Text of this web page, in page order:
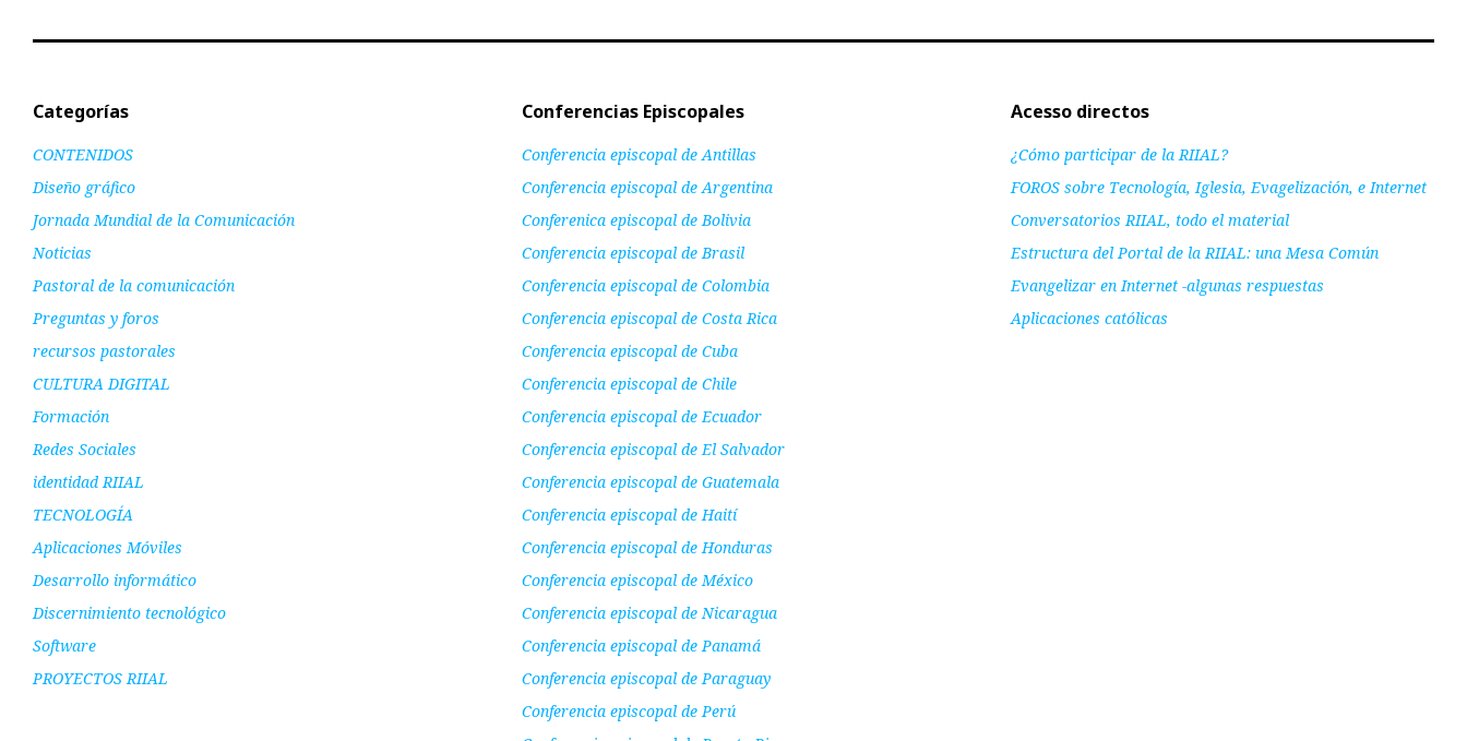
Categorías
CONTENIDOS
Diseño gráfico
Jornada Mundial de la Comunicación
Noticias
Pastoral de la comunicación
Preguntas y foros
recursos pastorales
CULTURA DIGITAL
Formación
Redes Sociales
identidad RIIAL
TECNOLOGÍA
Aplicaciones Móviles
Desarrollo informático
Discernimiento tecnológico
Software
PROYECTOS RIIAL
Conferencias Episcopales
Conferencia episcopal de Antillas
Conferencia episcopal de Argentina
Conferenica episcopal de Bolivia
Conferencia episcopal de Brasil
Conferencia episcopal de Colombia
Conferencia episcopal de Costa Rica
Conferencia episcopal de Cuba
Conferencia episcopal de Chile
Conferencia episcopal de Ecuador
Conferencia episcopal de El Salvador
Conferencia episcopal de Guatemala
Conferencia episcopal de Haití
Conferencia episcopal de Honduras
Conferencia episcopal de México
Conferencia episcopal de Nicaragua
Conferencia episcopal de Panamá
Conferencia episcopal de Paraguay
Conferencia episcopal de Perú
Acesso directos
¿Cómo participar de la RIIAL?
FOROS sobre Tecnología, Iglesia, Evagelización, e Internet
Conversatorios RIIAL, todo el material
Estructura del Portal de la RIIAL: una Mesa Común
Evangelizar en Internet -algunas respuestas
Aplicaciones católicas